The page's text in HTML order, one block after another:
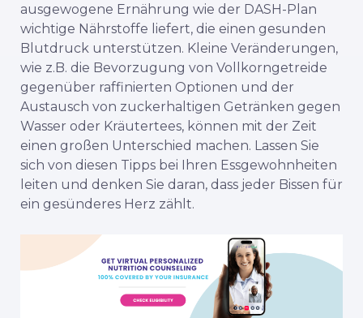
ausgewogene Ernährung wie der DASH-Plan
wichtige Nährstoffe liefert, die einen gesunden
Blutdruck unterstützen. Kleine Veränderungen,
wie z.B. die Bevorzugung von Vollkorngetreide
gegenüber raffinierten Optionen und der
Austausch von zuckerhaltigen Getränken gegen
Wasser oder Kräutertees, können mit der Zeit
einen großen Unterschied machen. Lassen Sie
sich von diesen Tipps bei Ihren Essgewohnheiten
leiten und denken Sie daran, dass jeder Bissen für
ein gesünderes Herz zählt.